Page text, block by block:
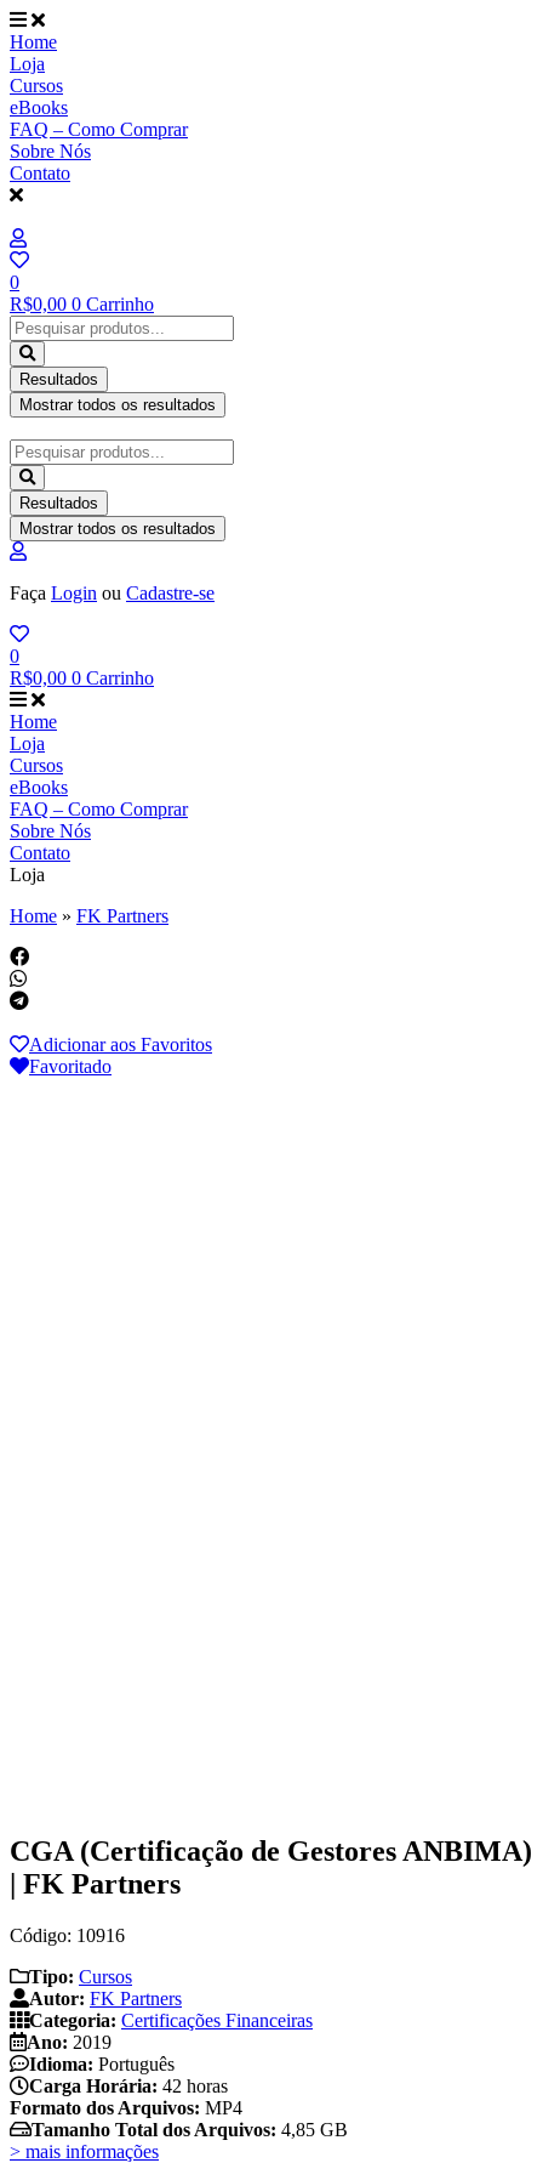
Ir
para
o
conteúdo
Home
Loja
Cursos
eBooks
FAQ – Como Comprar
Sobre Nós
Contato
0
R$0,00 0 Carrinho
Pesquisar
...
Resultados
Mostrar todos os resultados
Pesquisar
...
Resultados
Mostrar todos os resultados
Faça Login ou Cadastre-se
0
R$0,00 0 Carrinho
Home
Loja
Cursos
eBooks
FAQ – Como Comprar
Sobre Nós
Contato
Loja
Home » FK Partners
Adicionar aos Favoritos
Favoritado
CGA (Certificação de Gestores ANBIMA)
| FK Partners
Código: 10916
Tipo: Cursos
Autor: FK Partners
Categoria: Certificações Financeiras
Ano: 2019
Idioma: Português
Carga Horária: 42 horas
Formato dos Arquivos: MP4
Tamanho Total dos Arquivos: 4,85 GB
> mais informações